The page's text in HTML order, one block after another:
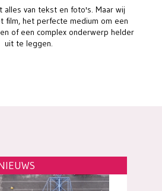
alles van tekst en foto's. Maar wij
film, het perfecte medium om een
of een complex onderwerp helder
uit te leggen.